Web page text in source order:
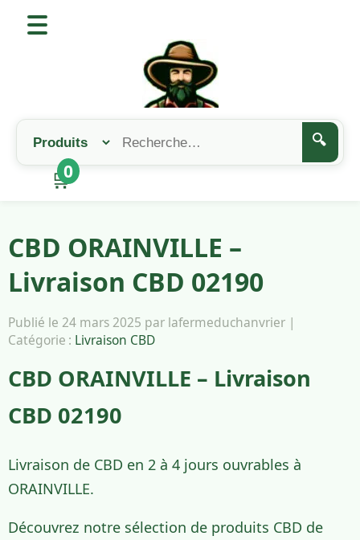
🔍
🛒
0
CBD ORAINVILLE –
Livraison CBD 02190
Publié le 24 mars 2025 par lafermeduchanvrier |
Catégorie : Livraison CBD
CBD ORAINVILLE – Livraison
CBD 02190
Livraison de CBD en 2 à 4 jours ouvrables à
ORAINVILLE.
Découvrez notre sélection de produits CBD de